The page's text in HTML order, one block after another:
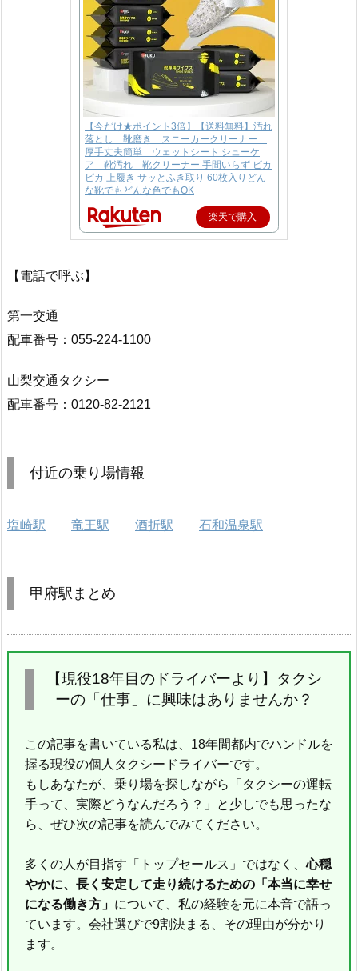
【今だけ★ポイント3倍】【送料無料】汚れ
落とし 靴磨き スニーカークリーナー
厚手丈夫簡単 ウェットシート シューケ
ア 靴汚れ 靴クリーナー 手間いらず ピカ
ピカ 上履き サッとふき取り 60枚入りどん
な靴でもどんな色でもOK
楽天で購入
【電話で呼ぶ】
第一交通
配車番号：055-224-1100
山梨交通タクシー
配車番号：0120-82-2121
付近の乗り場情報
塩崎駅 竜王駅 酒折駅 石和温泉駅
甲府駅まとめ
【現役18年目のドライバーより】タクシ
ーの「仕事」に興味はありませんか？
この記事を書いている私は、18年間都内でハンドルを
握る現役の個人タクシードライバーです。
もしあなたが、乗り場を探しながら「タクシーの運転
手って、実際どうなんだろう？」と少しでも思ったな
ら、ぜひ次の記事を読んでみてください。
多くの人が目指す「トップセールス」ではなく、心穏
やかに、長く安定して走り続けるための「本当に幸せ
になる働き方」 について、私の経験を元に本音で語っ
ています。会社選びで9割決まる、その理由が分かり
ます。